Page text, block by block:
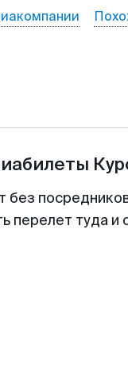
без
перелет туда и